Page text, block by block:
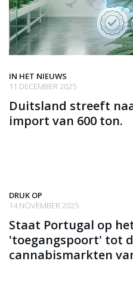
IN HET NIEUWS
11 DECEMBER 2025
Duitsland streeft
import van 600 ton.
DRUK OP
14 NOVEMBER 2025
Staat Portugal op
'toegangspoort' tot
cannabismarkten